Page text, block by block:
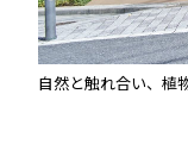
自然と触れ合い、植